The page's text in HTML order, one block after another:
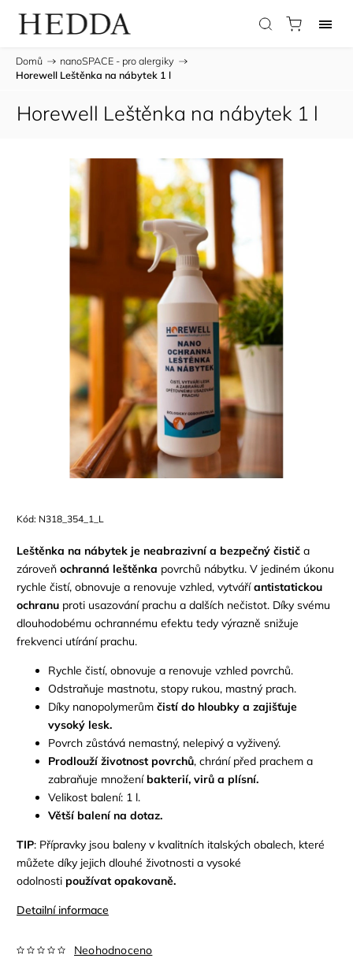
Domů / nanoSPACE - pro alergiky /
Horewell Leštěnka na nábytek 1 l
Horewell Leštěnka na nábytek 1 l
Kód: N318_354_1_L
Leštěnka na nábytek je neabrazivní a bezpečný čistič a
zároveň ochranná leštěnka povrchů nábytku. V jediném úkonu
rychle čistí, obnovuje a renovuje vzhled, vytváříantistatickou
ochranu proti usazování prachu a dalších nečistot. Díky svému
dlouhodobému ochrannému efektu tedy výrazně snižuje
frekvenci utírání prachu.
Rychle čistí, obnovuje a renovuje vzhled povrchů.
Odstraňuje mastnotu, stopy rukou, mastný prach.
Díky nanopolymerům čistí do hloubky a zajišťuje
vysoký lesk.
Povrch zůstává nemastný, nelepivý a vyživený.
Prodlouží životnost povrchů, chrání před prachem a
zabraňuje množení bakterií, virů a plísní.
Velikost balení: 1 l.
Větší balení na dotaz.
TIP: Přípravky jsou baleny v kvalitních italských obalech, které
můžete díky jejich dlouhé životnosti a vysoké
odolnosti používat opakovaně.
Detailní informace
Neohodnoceno